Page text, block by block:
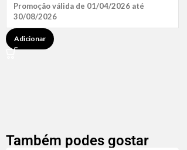
Promoção válida de 01/04/2026 até
30/08/2026
Adicionar
Também podes gostar